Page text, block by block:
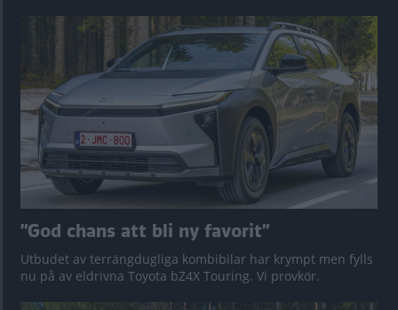
”God chans att bli ny favorit”
Utbudet av terrängdugliga kombibilar har krympt men fylls
nu på av eldrivna Toyota bZ4X Touring. Vi provkör.